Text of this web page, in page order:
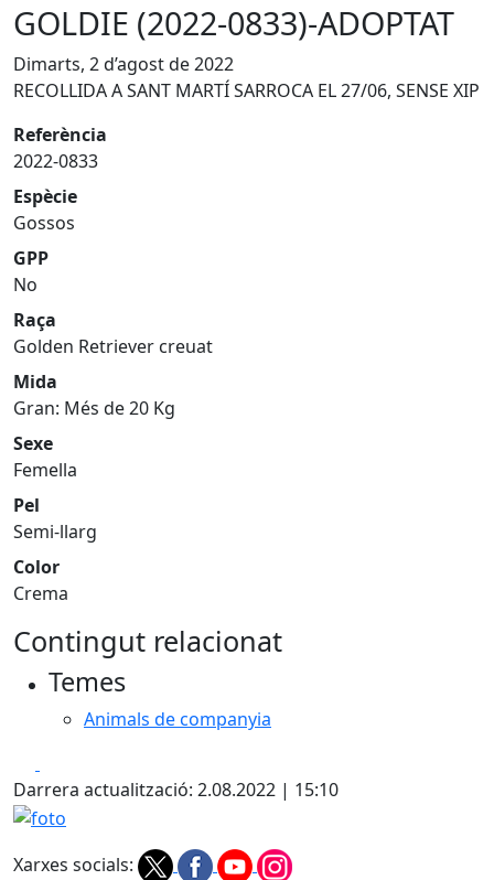
GOLDIE (2022-0833)-ADOPTAT
Dimarts, 2 d’agost de 2022
RECOLLIDA A SANT MARTÍ SARROCA EL 27/06, SENSE XIP
Referència
2022-0833
Espècie
Gossos
GPP
No
Raça
Golden Retriever creuat
Mida
Gran: Més de 20 Kg
Sexe
Femella
Pel
Semi-llarg
Color
Crema
Contingut relacionat
Temes
Animals de companyia
Darrera actualització: 2.08.2022 | 15:10
foto
Xarxes socials: